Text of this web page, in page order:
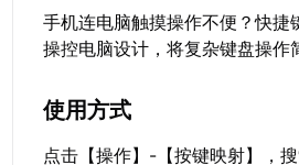
手机连电脑触摸操作不便？快
操控电脑设计，将复杂键盘操作
使用方式
点击【操作】-【按键映射】，